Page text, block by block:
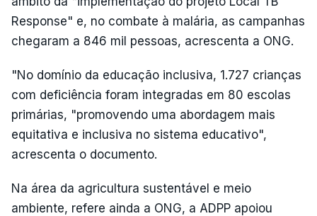
Response" e, no combate à malária, as campanhas
chegaram a 846 mil pessoas, acrescenta a ONG.
"No domínio da educação inclusiva, 1.727 crianças
com deficiência foram integradas em 80 escolas
primárias, "promovendo uma abordagem mais
equitativa e inclusiva no sistema educativo",
acrescenta o documento.
Na área da agricultura sustentável e meio
ambiente, refere ainda a ONG, a ADPP apoiou